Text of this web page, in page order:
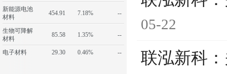
新能源电池
材料
454.91 7.18% --
生物可降解
材料
85.58 1.35% --
电子材料 29.30 0.46% --
05-22
联泓新科